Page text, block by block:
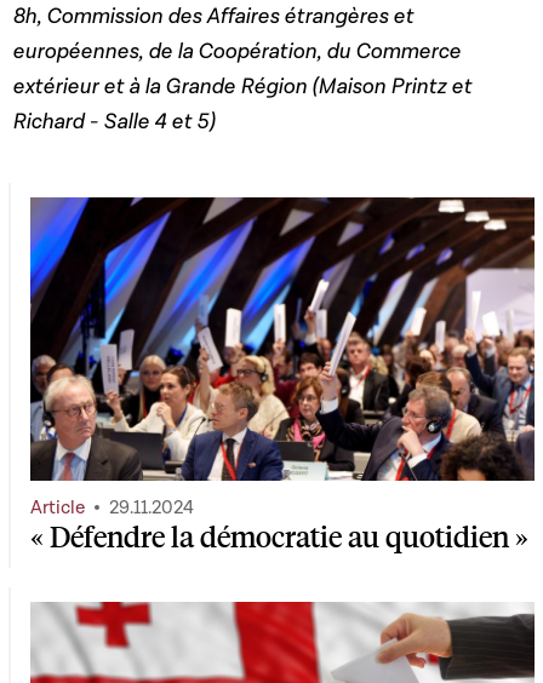
8h, Commission des Affaires étrangères et
européennes, de la Coopération, du Commerce
extérieur et à la Grande Région (Maison Printz et
Richard - Salle 4 et 5)
« Défendre la démocratie au quotidien »
Article 29.11.2024